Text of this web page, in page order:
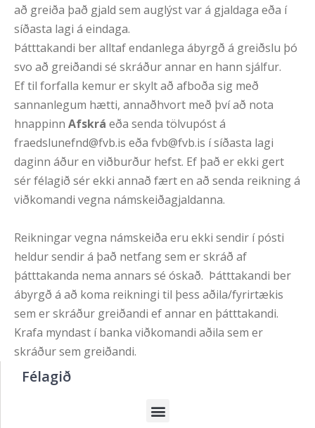
að greiða það gjald sem auglýst var á gjaldaga eða í
síðasta lagi á eindaga.
Þátttakandi ber alltaf endanlega ábyrgð á greiðslu þó
svo að greiðandi sé skráður annar en hann sjálfur.
Ef til forfalla kemur er skylt að afboða sig með
sannanlegum hætti, annaðhvort með því að nota
hnappinn Afskrá eða senda tölvupóst á
fraedslunefnd@fvb.is eða fvb@fvb.is í síðasta lagi
daginn áður en viðburður hefst. Ef það er ekki gert
sér félagið sér ekki annað fært en að senda reikning á
viðkomandi vegna námskeiðagjaldanna.
Reikningar vegna námskeiða eru ekki sendir í pósti
heldur sendir á það netfang sem er skráð af
þátttakanda nema annars sé óskað. Þátttakandi ber
ábyrgð á að koma reikningi til þess aðila/fyrirtækis
sem er skráður greiðandi ef annar en þátttakandi.
Krafa myndast í banka viðkomandi aðila sem er
skráður sem greiðandi.
Félagið